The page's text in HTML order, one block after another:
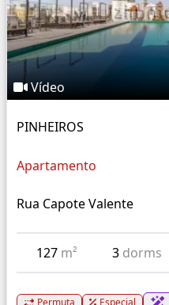
Vídeo
PINHEIROS
Apartamento
Rua Capote Valente
127 m² 3 dorms